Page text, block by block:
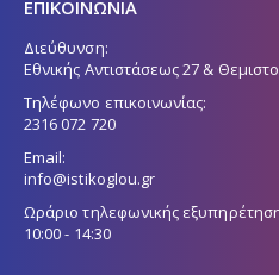
ΕΠΙΚΟΙΝΩΝΙΑ
Διεύθυνση:
Εθνικής Αντιστάσεως 27 &
Τηλέφωνο επικοινωνίας:
2316 072 720
Email:
info@istikoglou.gr
Ωράριο τηλεφωνικής
10:00 - 14:30